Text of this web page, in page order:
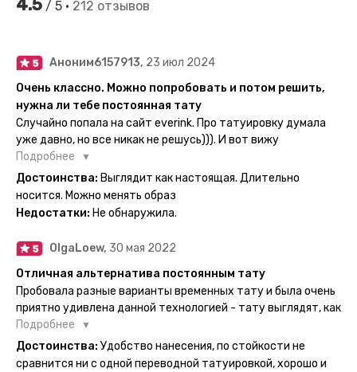
4.5 / 5 • 212 отзывов
Аноним6157913, 23 июл 2024
Очень классно. Можно попробовать и потом решить,
нужна ли тебе постоянная тату
Случайно попала на сайт everink. Про татуировку думала
уже давно, но все никак не решусь))). И вот вижу
великолепный каталог everink. Тату на любой вкус.
Заказала и не пожалела. Супер. Выглядит как настоящая.
Посмотрю как булет ы носке. Обязательно закажу ещё.
Подробнее
Достоинства: Выглядит как настоящая. Длительно
носится. Можно менять образ
Недостатки: Не обнаружила.
OlgaLoew, 30 мая 2022
Отличная альтернатива постоянным тату
Пробовала разные варианты временных тату и была очень
приятно удивлена данной технологией - тату выглядят, как
настоящие, и не тускнеют больше недели даже несмотря
на контакты с водой! На сайте очень большой выбор по
тематике и размерам, быстрая доставка. Заказывала сразу
Подробнее
Достоинства: Удобство нанесения, по стойкости не
сравнится ни с одной переводной татуировкой, хорошо и